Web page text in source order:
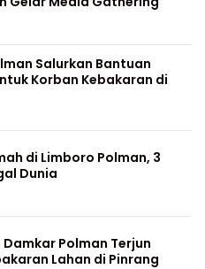
Salurkan Bantuan
Korban Kebakaran di
di Limboro Polman, 3
Dunia
Polman Terjun
Lahan di Pinrang